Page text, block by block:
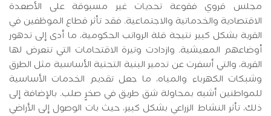
مجلس قروي فقوعة تحديات غير مسبوقة على الأصعدة
الاقتصادية والخدماتية والاجتماعية. فقد تأثر قطاع الموظفين في
القرية بشكل كبير نتيجة قلة الرواتب الحكومية، ما أدى إلى تدهور
أوضاعهم المعيشية. وازدادت وتيرة الاقتحامات التي تتعرض لها
القرية، والتي أسفرت عن تدمير البنية التحتية الأساسية مثل الطرق
وشبكات الكهرباء والمياه، ما جعل تقديم الخدمات الأساسية
للمواطنين أشبه بمحاولة شق طريق في صخرٍ صلب. بالإضافة إلى
ذلك، تأثر النشاط الزراعي بشكل كبير، حيث بات الوصول إلى الأراضي